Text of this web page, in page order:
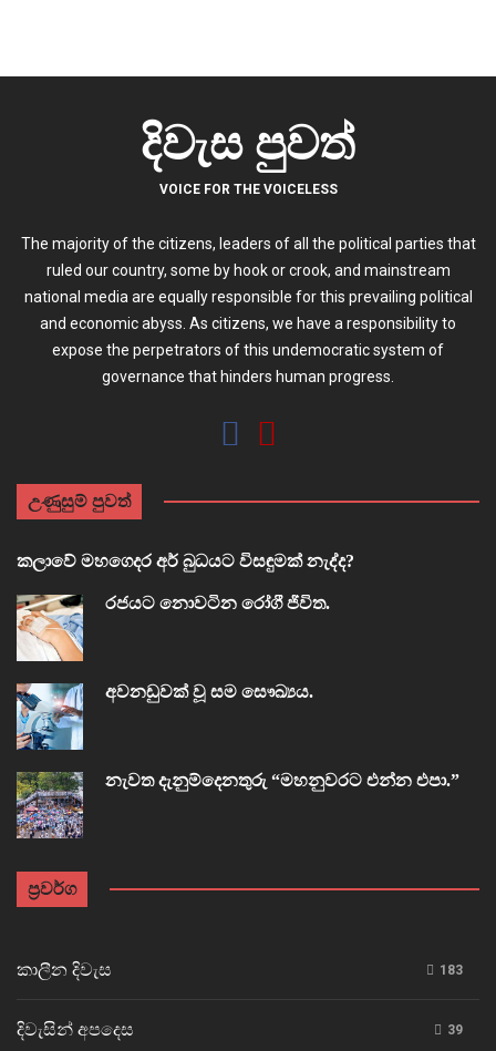
දිවැස පුවත්
VOICE FOR THE VOICELESS
The majority of the citizens, leaders of all the political parties that
ruled our country, some by hook or crook, and mainstream
national media are equally responsible for this prevailing political
and economic abyss. As citizens, we have a responsibility to
expose the perpetrators of this undemocratic system of
governance that hinders human progress.
උණුසුම් පුවත්
කලාවේ මහගෙදර අර් බුධයට විසඳුමක් නැද්ද?
රජයට නොවටින රෝගී ජීවිත.
අවනඩුවක් වූ සම සෞඛ්‍යය.
නැවත දැනුම්දෙනතුරු “මහනුවරට එන්න එපා.”
ප්‍රවර්ග
කාලීන දිවැස 183
දිවැසින් අපදෙස 39